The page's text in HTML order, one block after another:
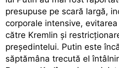
presupuse pe scară largă,
corporale intensive,
către Kremlin și
președintelui. Putin este
săptămâna trecută el